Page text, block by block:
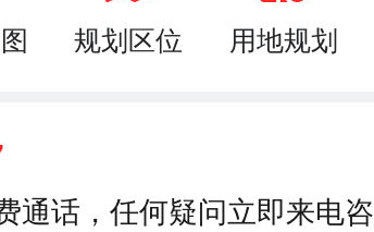
规划区位 用地规划
通话，任何疑问立即来电